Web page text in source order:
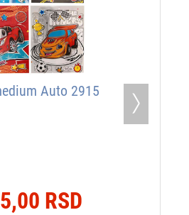
Auto 2915
RSD
Next